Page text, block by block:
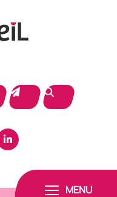
MENU